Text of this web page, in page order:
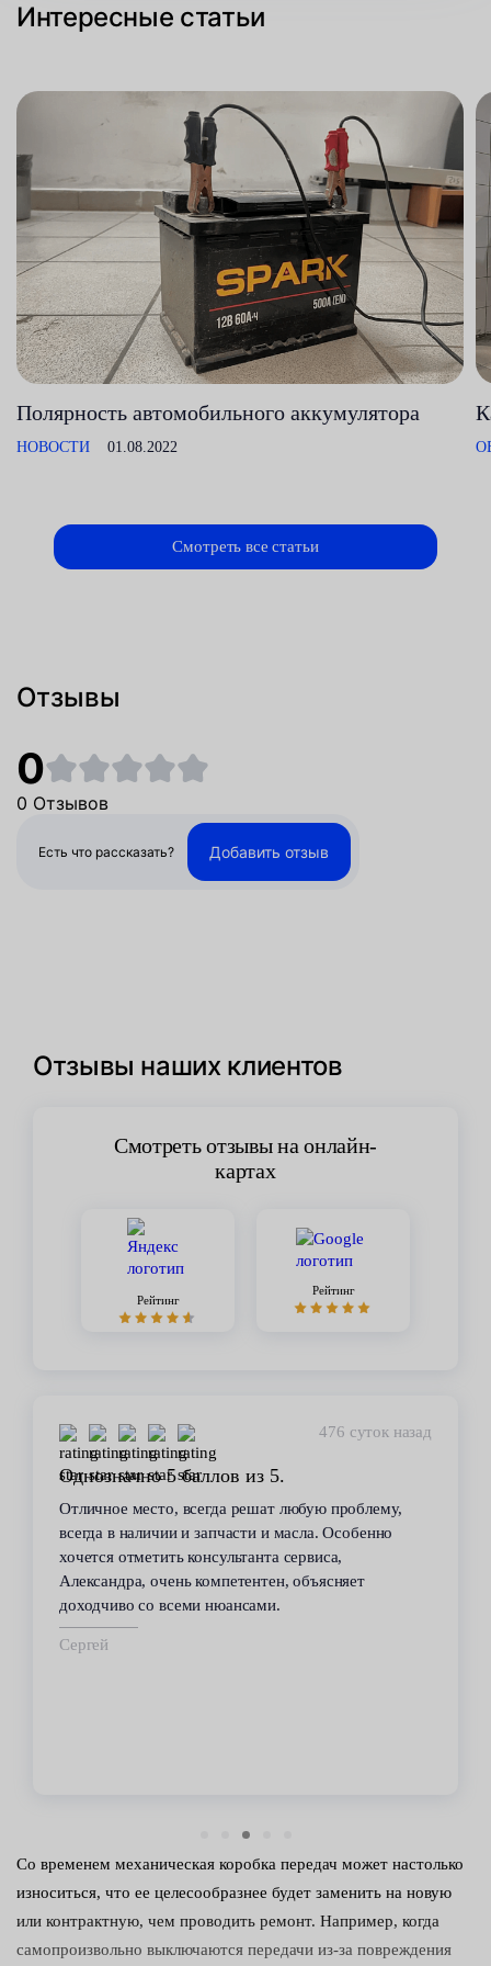
Интересные статьи
Полярность автомобильного аккумулятора
НОВОСТИ 01.08.2022
Смотреть все статьи
Отзывы
0
0 Отзывов
Есть что рассказать? Добавить отзыв
Отзывы наших клиентов
Смотреть отзывы на онлайн-
картах
Рейтинг
Рейтинг
суток назад
Стабильное качество
В течение 6 лет пользуюсь услугами
сервиса. Высокий профессионализм
всегда помогал решить возникающие с
автомобилем проблемы. Все работы по
техобслуживанию проводились качественно
Со временем механическая коробка передач может настолько
износиться, что ее целесообразнее будет заменить на новую
или контрактную, чем проводить ремонт. Например, когда
самопроизвольно выключаются передачи из-за повреждения